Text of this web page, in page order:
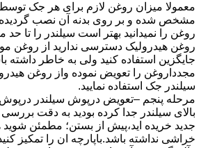
معمولا میزان روغن لازم برای هر جک
مشخص شده و بر روی بدنه آن نصب
روغن را نمیدانید بهتر است سیلندر را تا حد
جایگزین استفاده کنید ولی به خاطر داشته
مجدداروغن را تعویض نموده واز روغن
سیلندر جک استفاده نمایید.
مرحله پنجم –تعویض درپوش سیلندر درپوش
بالای سیلندر جدا کرده بودید به دقت
جدید خریده اید،پیش از بستن؛ مطمئن شوید
خراشی نداشته باشد.باپارچه ان را تمکیز